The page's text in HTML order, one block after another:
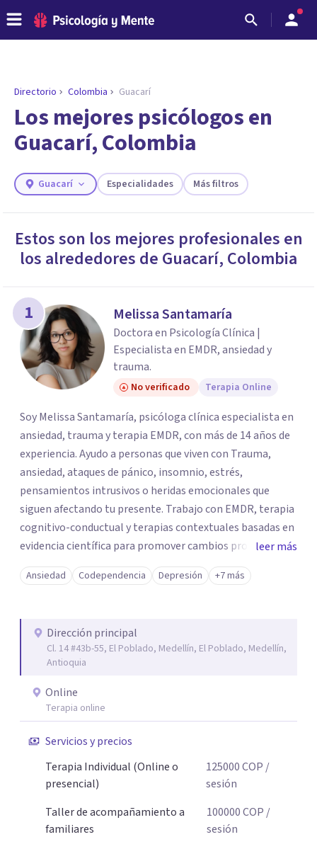
ENCONTRAR MI TERAPEUTA
¿Necesitas ayuda para encontrar el
Responde a unas breves preguntas y te ofreceremos
los profesionales que más se ajustan a tus
necesidades.
Responder cuestionario
Directorio Colombia Guacarí
Los mejores psicólogos en
Guacarí, Colombia
Guacarí Especialidades Más filtros
Estos son los mejores profesionales en
los alrededores de Guacarí, Colombia
1 Melissa Santamaría
Doctora en Psicología Clínica |
Especialista en EMDR, ansiedad y
trauma.
No verificado Terapia Online
Soy Melissa Santamaría, psicóloga clínica especialista en
ansiedad, trauma y terapia EMDR, con más de 14 años de
experiencia. Ayudo a personas que viven con Trauma,
ansiedad, ataques de pánico, insomnio, estrés,
pensamientos intrusivos o heridas emocionales que
siguen afectando tu presente. Trabajo con EMDR, terapia
cognitivo-conductual y terapias contextuales basadas en
evidencia científica para promover cambios profundos y
duraderos. Atiendo adultos, adolescentes, parejas y
familias de forma presencial en Medellín y online, en un
leer más
Ansiedad Codependencia Depresión +7 más
Dirección principal
Cl. 14 #43b-55, El Poblado, Medellín, El Poblado, Medellín,
Antioquia
Online
Terapia online
Servicios y precios
Terapia Individual (Online o
presencial)
125000COP /
sesión
Taller de acompañamiento a
familiares
100000COP /
sesión